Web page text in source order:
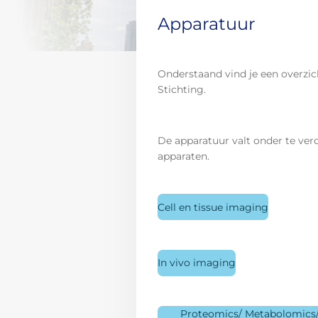
Apparatuur
Onderstaand vind je een
Stichting.
De apparatuur valt onder te
apparaten.
Cell en tissue imaging
In vivo imaging
Proteomics/